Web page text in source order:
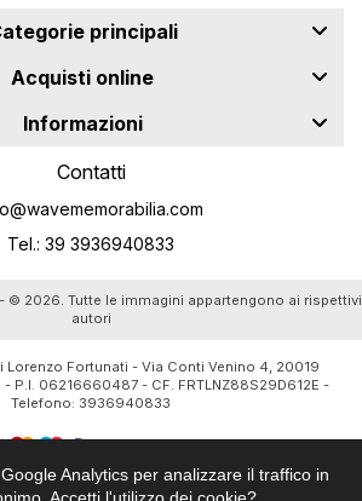
Analytics per analizzare il traffico in
principali
Acquisti online
Informazioni
Contatti
Tel.: 39 3936940833
- © 2026. Tutte le immagini appartengono ai rispettivi
autori
Lorenzo Fortunati - Via Conti Venino 4, 20019
P.I. 06216660487 - CF. FRTLNZ88S29D612E -
Telefono: 3936940833